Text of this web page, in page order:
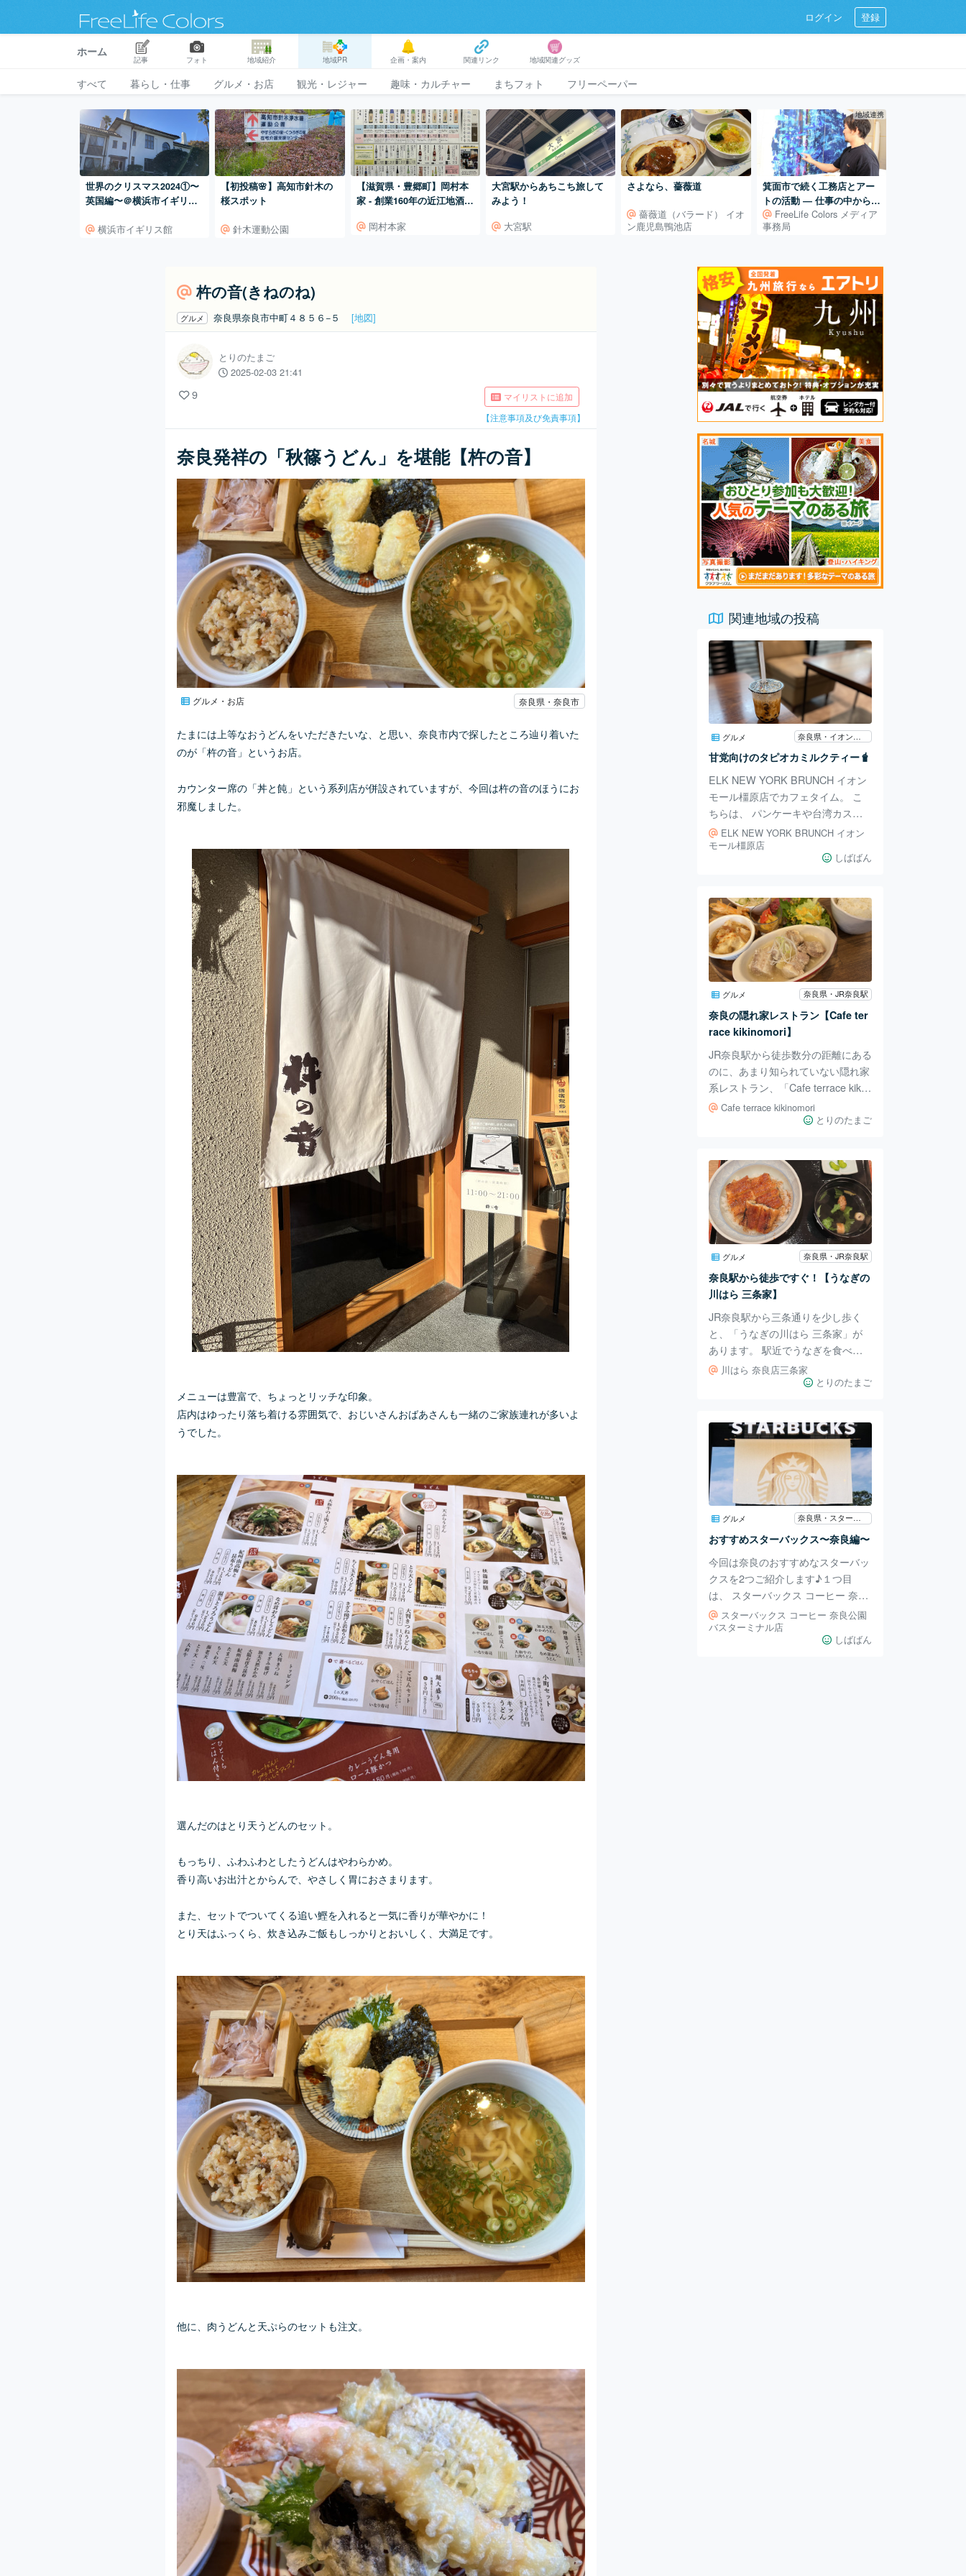
ログイン 登録
ホーム
記事 フォト 地域紹介 地域PR 企画・案内 関連リンク 地域関連グッズ
すべて 暮らし・仕事 グルメ・お店 観光・レジャー 趣味・カルチャー まちフォト フリーペーパー
世界のクリスマス2024①〜
英国編〜＠横浜市イギリス
横浜市イギリス館
【初投稿🌸】高知市針木の
桜スポット
針木運動公園
【滋賀県・豊郷町】岡村本
家 - 創業160年の近江地酒金
岡村本家
大宮駅からあちこち旅して
みよう！
大宮駅
さよなら、薔薇道
薔薇道（バラード） イオ
ン鹿児島鴨池店
地域連携
箕面市で続く工務店とアー
トの活動 ― 仕事の中から広
がるアート制作
FreeLife Colors メディア
事務局
杵の音(きねのね)
グルメ 奈良県奈良市中町４８５６−５ [地図]
とりのたまご
2025-02-03 21:41
9
マイリストに追加
【注意事項及び免責事項】
奈良発祥の「秋篠うどん」を堪能【杵の音】
グルメ・お店 奈良県・奈良市
たまには上等なおうどんをいただきたいな、と思い、奈良市内で探したところ辿り着いた
のが「杵の音」というお店。
カウンター席の「丼と飩」という系列店が併設されていますが、今回は杵の音のほうにお
邪魔しました。
メニューは豊富で、ちょっとリッチな印象。
店内はゆったり落ち着ける雰囲気で、おじいさんおばあさんも一緒のご家族連れが多いよ
うでした。
選んだのはとり天うどんのセット。
もっちり、ふわふわとしたうどんはやわらかめ。
香り高いお出汁とからんで、やさしく胃におさまります。
また、セットでついてくる追い鰹を入れると一気に香りが華やかに！
とり天はふっくら、炊き込みご飯もしっかりとおいしく、大満足です。
他に、肉うどんと天ぷらのセットも注文。
関連地域の投稿
グルメ
甘党向けのタピオカミルクティー🧋
ELK NEW YORK BRUNCH イオン
モール橿原店でカフェタイム。 こ
ちらは、 パンケーキや台湾カステ
ラなどがあります。 人気No.1の 黒
糖バブルミルク 600円を注文。 ミ
ルクと甘さが強めで タピオカが大
所の中にありますが、 Wi-Fiもあり
ソファーでゆっくりできます。 お
買い物の休憩に糖分補給できました
🧋🧋🧋 この記事がいいなと思った
方は、 いいね👍とマイリスト追加
を お願いします🙇‍♀️ マイリスト追加
をすれば、 お気に入りの記事を簡
単に見ることが
ELK NEW YORK BRUNCH イオン
モール橿原店
しばばん
グルメ 奈良県・JR奈良駅
奈良の隠れ家レストラン【Cafe ter
race kikinomori】
JR奈良駅から徒歩数分の距離にある
のに、あまり知られていない隠れ家
系レストラン、「Cafe terrace kikin
omori」。 夜はライトアップの雰囲
気がとてもロマンチックなイタリア
たっぷり日光が入り、明るく開放的
な雰囲気の店内。 600円台のホット
ドッグランチから1,000円前後のパ
スタランチや週替わりランチなど、
非常にリーズナブルな印象です。
厨房の熱気が伝わるカウンター席
に。 この日のランチは、豚肉がメ
インのおかず。 さ
Cafe terrace kikinomori
とりのたまご
グルメ 奈良県・JR奈良駅
奈良駅から徒歩ですぐ！【うなぎの
川はら 三条家】
JR奈良駅から三条通りを少し歩く
と、「うなぎの川はら 三条家」が
あります。 駅近でうなぎを食べる
にはうってつけの立地。 丼（竹）
が2,700円からと、お値段も比較的
物がついてきます。 たれは少なめ
にかかっており、お好みで追加のた
れを別添えで持ってきてもらうこと
も可能。 お吸い物は追加料金なし
で、肝吸いに変更することもできま
す。 うなぎはふっくら、カリッと
焼き上がっており、香ばしくも脂っ
こすぎない仕上がり。 山椒や追加
のたれ、お漬物で
川はら 奈良店三条家
とりのたまご
グルメ 奈良県・スターバックス
おすすめスターバックス〜奈良編〜
今回は奈良のおすすめなスターバッ
クスを2つご紹介します♪１つ目
は、 スターバックス コーヒー 奈良
公園バスターミナル店 です♪ 奈良
公園に行った時に休憩に利用しまし
た。 彫刻の鹿さんが出迎えてくれ
スターバックス コーヒー 奈良公園
バスターミナル店
しばばん